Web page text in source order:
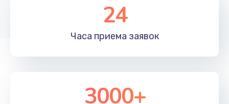
24
Часа приема заявок
3000+